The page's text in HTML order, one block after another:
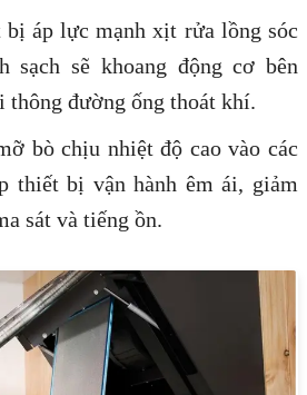
áp lực mạnh xịt rửa lồng sóc
sạch sẽ khoang động cơ bên
thông đường ống thoát khí.
bò chịu nhiệt độ cao vào các
thiết bị vận hành êm ái, giảm
sát và tiếng ồn.